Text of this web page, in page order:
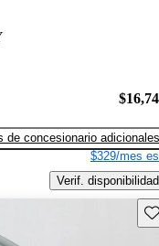
de concesionario adicionales
$329/mes
Verif. disponibilidad